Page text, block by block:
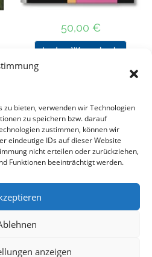
zu bieten, verwenden wir Technologien
zu speichern bzw. darauf
zustimmen, können wir
eindeutige IDs auf dieser Website
nicht erteilen oder zurückziehen,
Funktionen beeinträchtigt werden.
anzeigen
50,00 €
In den Warenkorb
Haftungsausschluss
- DT COLLECTION